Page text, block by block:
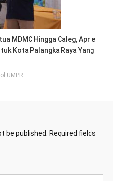
MDMC Hingga Caleg, Aprie
Kota Palangka Raya Yang
UMPR
be published.
Required fields